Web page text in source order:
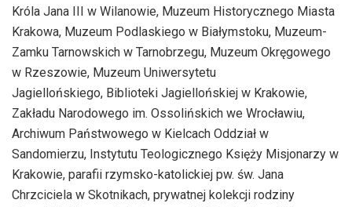
Króla Jana III w Wilanowie, Muzeum Historycznego Miasta
Krakowa, Muzeum Podlaskiego w Białymstoku, Muzeum-
Zamku Tarnowskich w Tarnobrzegu, Muzeum Okręgowego
w Rzeszowie, Muzeum Uniwersytetu
Jagiellońskiego, Biblioteki Jagiellońskiej w Krakowie,
Zakładu Narodowego im. Ossolińskich we Wrocławiu,
Archiwum Państwowego w Kielcach Oddział w
Sandomierzu, Instytutu Teologicznego Księży Misjonarzy w
Krakowie, parafii rzymsko-katolickiej pw. św. Jana
Chrzciciela w Skotnikach, prywatnej kolekcji rodziny